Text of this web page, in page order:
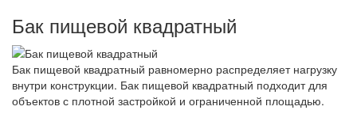
Бак пищевой квадратный
Бак пищевой квадратный равномерно распределяет нагрузку
внутри конструкции. Бак пищевой квадратный подходит для
объектов с плотной застройкой и ограниченной площадью.